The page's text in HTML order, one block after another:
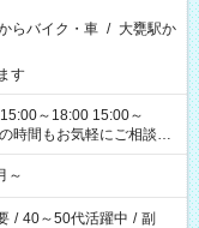
らバイク・車 / 大甕駅か
す
～
/ 40～50代活躍中 / 副